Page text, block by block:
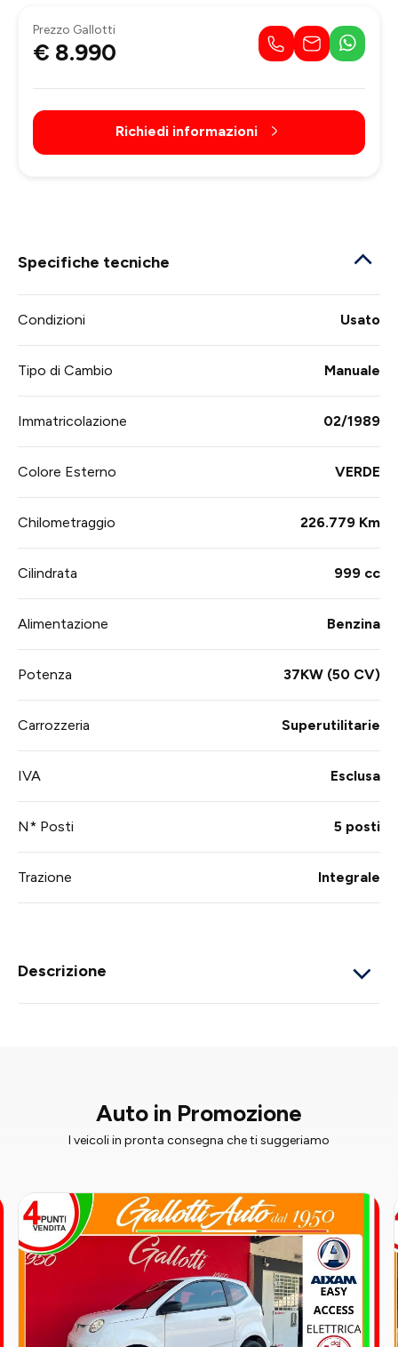
Prezzo Gallotti
€ 8.990
Richiedi informazioni
Specifiche tecniche
Condizioni Usato
Tipo di Cambio Manuale
Immatricolazione 02/1989
Colore Esterno VERDE
Chilometraggio 226.779 Km
Cilindrata 999 cc
Alimentazione Benzina
Potenza 37KW (50 CV)
Carrozzeria Superutilitarie
IVA Esclusa
N* Posti 5 posti
Trazione Integrale
Descrizione
Auto in Promozione
I veicoli in pronta consegna che ti suggeriamo